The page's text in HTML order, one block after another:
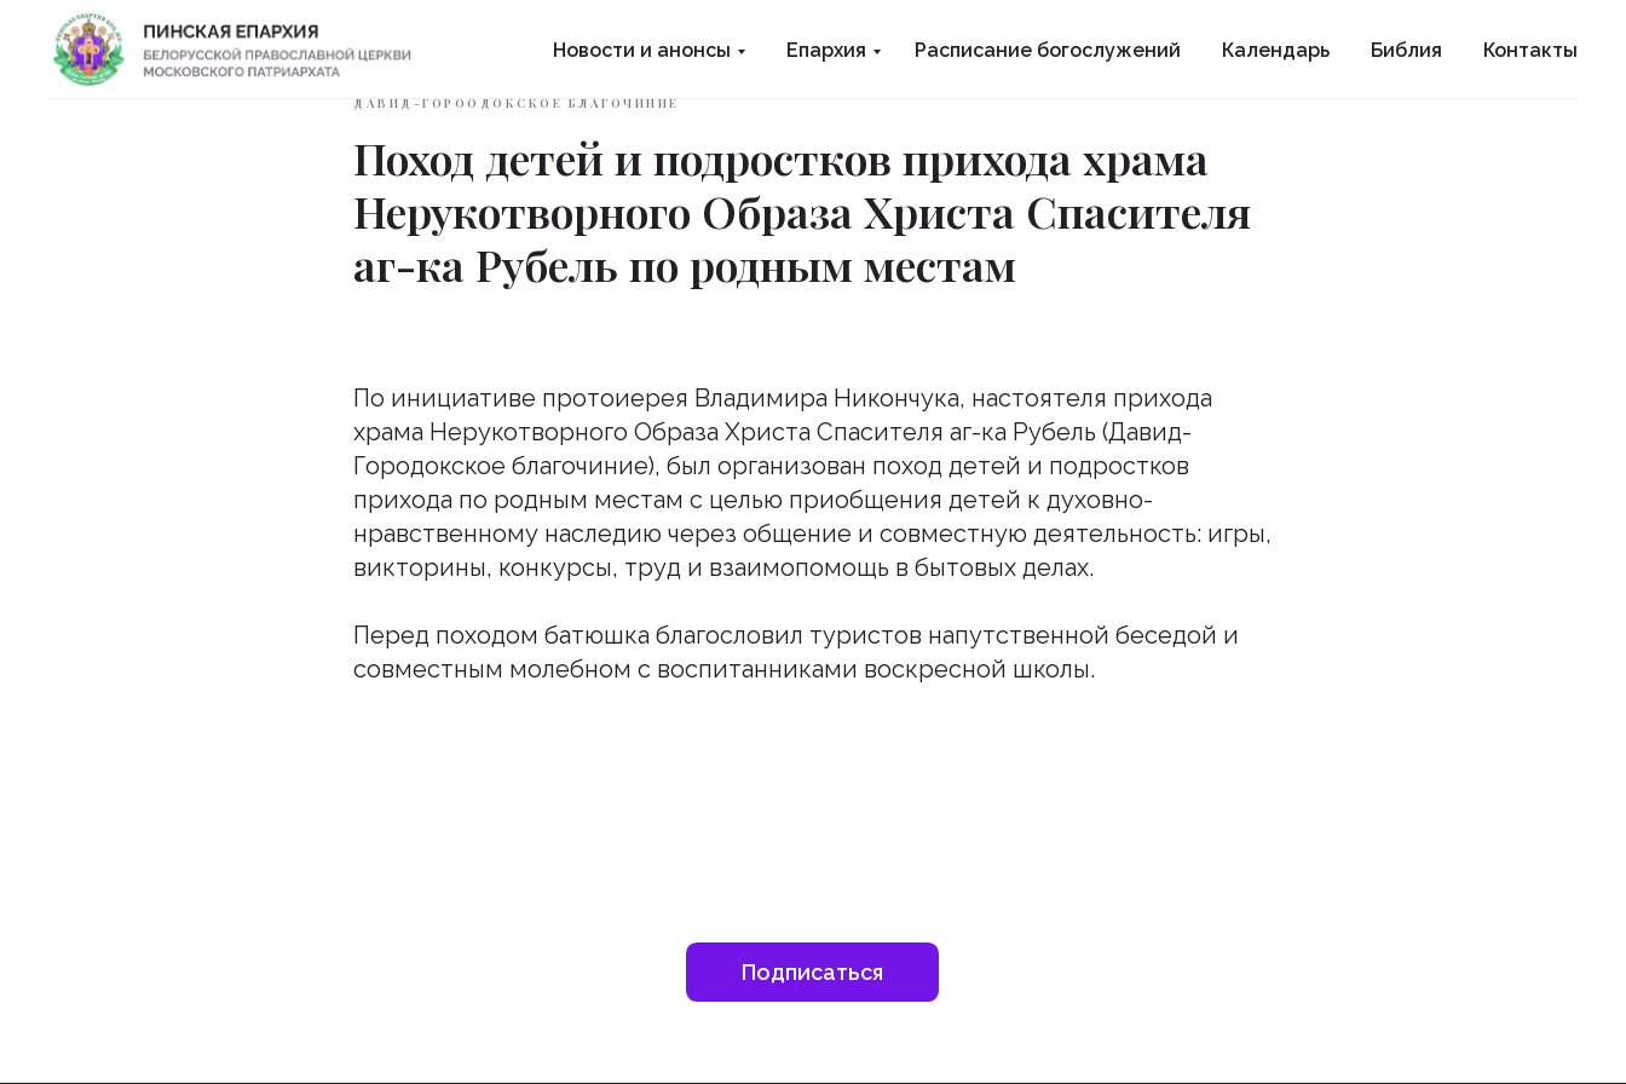
Новости и анонсы Епархия Расписание богослужений Календарь Библия Контакты
ДАВИД-ГОРООДОКСКОЕ БЛАГОЧИНИЕ
Поход детей и подростков прихода храма
Нерукотворного Образа Христа Спасителя
аг-ка Рубель по родным местам
По инициативе протоиерея Владимира Никончука, настоятеля прихода
храма Нерукотворного Образа Христа Спасителя аг-ка Рубель (Давид-
Городокское благочиние), был организован поход детей и подростков
прихода по родным местам с целью приобщения детей к духовно-
нравственному наследию через общение и совместную деятельность: игры,
викторины, конкурсы, труд и взаимопомощь в бытовых делах.
Перед походом батюшка благословил туристов напутственной беседой и
совместным молебном с воспитанниками воскресной школы.